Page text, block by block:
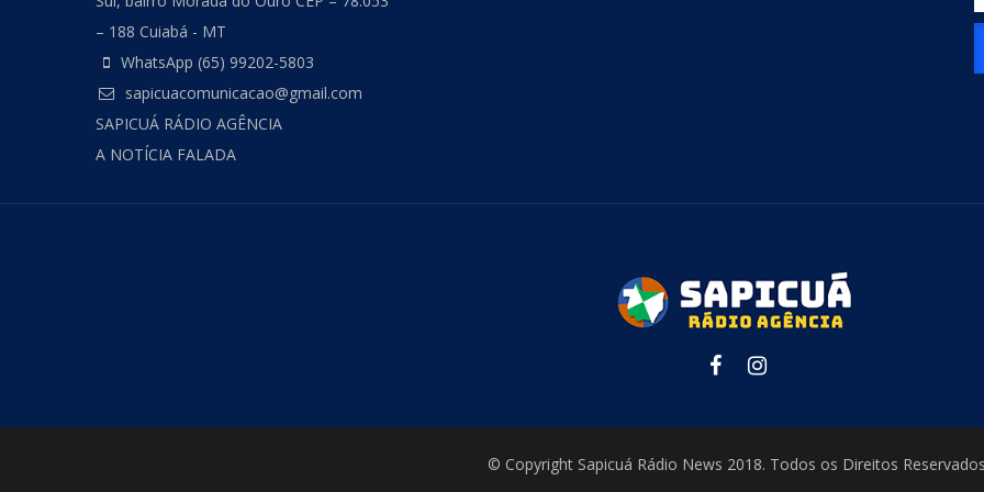
– 188 Cuiabá - MT
WhatsApp (65) 99202-5803
sapicuacomunicacao@gmail.com
SAPICUÁ RÁDIO AGÊNCIA
A NOTÍCIA FALADA
© Copyright Sapicuá Rádio News 2018. Todos os Direitos